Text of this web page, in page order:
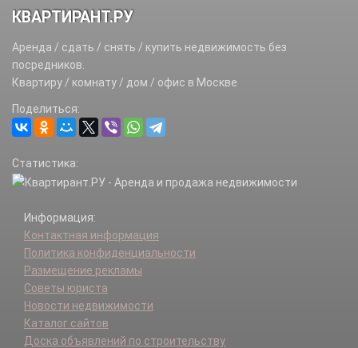
КВАРТИРАНТ.РУ
Аренда / сдать / снять / купить недвижимость без
посредников.
Квартиру / комнату / дом / офис в Москве
Поделиться:
Статистика:
Информация:
Контактная информация
Политика конфиденциальности
Размещение рекламы
Советы юриста
Новости недвижимости
Каталог сайтов
Доска объявлений по строительству